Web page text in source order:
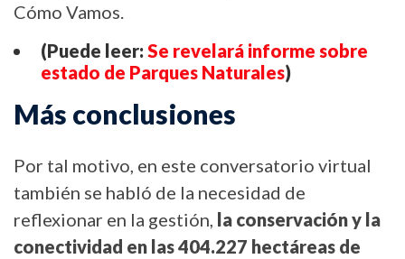
Cómo Vamos.
(Puede leer:Se revelará informe sobre
estado de Parques Naturales)
Más conclusiones
Por tal motivo, en este conversatorio virtual
también se habló de la necesidad de
reflexionar en la gestión, la conservación y la
conectividad en las 404.227 hectáreas de